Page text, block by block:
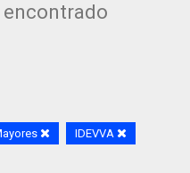
IDEVVA